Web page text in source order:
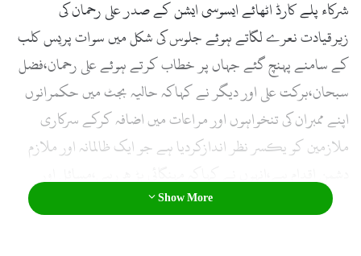
شرکاء پلے کارڈ اٹھائے ایسوسی ایشن کے صدر علی رحمان کی
زیرقیادت نعرے لگاتے ہوئے جلوس کی شکل میں سوات پریس کلب
کے سامنے پہنچ گئے جہاں پر خطاب کرتے ہوئے علی رحمان،فضل
سبحان،برکت علی اور دیگر نے کہاکہ حالیہ بجٹ میں حکمرانوں
اپنے ممبران کی تنخواہوں اور مراعات میں اضافہ کرکے سرکاری
ملازمین کو یکسر نظر اندازکردیا ہے جو ایک ظالمانہ اور ملازم
مشکلات میں اضافہ ہورہاہے جس کے سبب ملازمین اور عوام
Show More